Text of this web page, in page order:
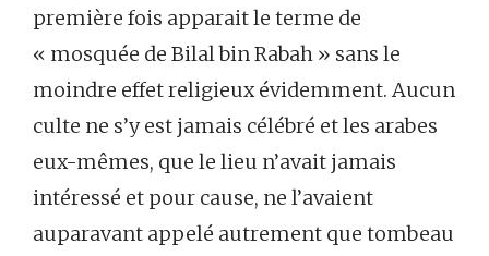
première fois apparait le terme de
« mosquée de Bilal bin Rabah » sans le
moindre effet religieux évidemment. Aucun
culte ne s’y est jamais célébré et les arabes
eux-mêmes, que le lieu n’avait jamais
intéressé et pour cause, ne l’avaient
auparavant appelé autrement que tombeau